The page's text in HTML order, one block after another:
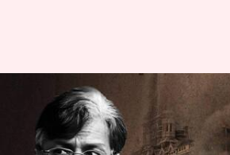
मुंबई आंतकी हमले के
राणा को भारत लाया
सुरक्षा के इंतजाम?